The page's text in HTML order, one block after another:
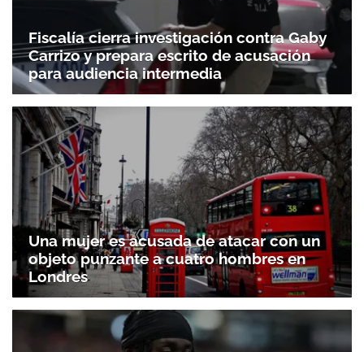
Fiscalía cierra investigación contra Gaby
Carrizo y prepara escrito de acusación
para audiencia intermedia
Una mujer es acusada de atacar con un
objeto punzante a cuatro hombres en
Londres